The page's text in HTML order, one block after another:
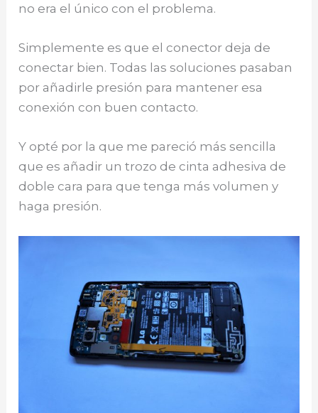
no era el único con el problema.
Simplemente es que el conector deja de
conectar bien. Todas las soluciones pasaban
por añadirle presión para mantener esa
conexión con buen contacto.
Y opté por la que me pareció más sencilla
que es añadir un trozo de cinta adhesiva de
doble cara para que tenga más volumen y
haga presión.